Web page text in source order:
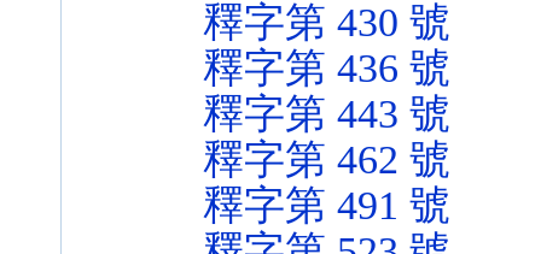
釋字第 430 號
釋字第 436 號
釋字第 443 號
釋字第 462 號
釋字第 491 號